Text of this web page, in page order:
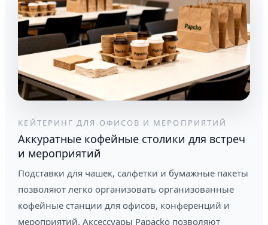
КЕЙТЕРИНГ ДЛЯ ОФИСОВ И МЕРОПРИЯТИЙ
Аккуратные кофейные столики для встреч
и мероприятий
Подставки для чашек, салфетки и бумажные пакеты
позволяют легко организовать организованные
кофейные станции для офисов, конференций и
мероприятий. Аксессуары Papacko позволяют